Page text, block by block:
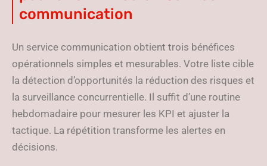
communication
Un service communication obtient trois bénéfices
opérationnels simples et mesurables. Votre liste cible
la détection d’opportunités la réduction des risques et
la surveillance concurrentielle. Il suffit d’une routine
hebdomadaire pour mesurer les KPI et ajuster la
tactique. La répétition transforme les alertes en
décisions.